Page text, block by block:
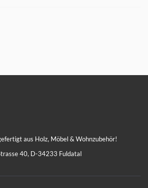
aus Holz, Möbel & Wohnzubehör!
40, D-34233 Fuldatal